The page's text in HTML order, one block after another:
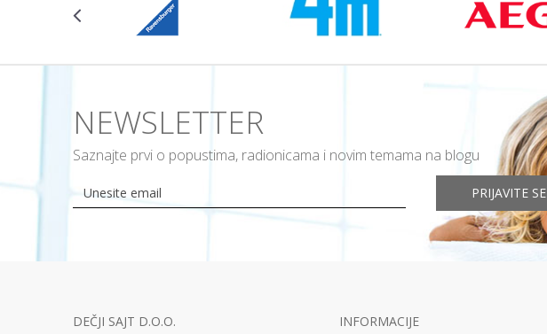
NEWSLETTER
Saznajte prvi o popustima, radionicama i novim temama na blogu
PRIJAVITE SE
DEČJI SAJT D.O.O. INFORMACIJE